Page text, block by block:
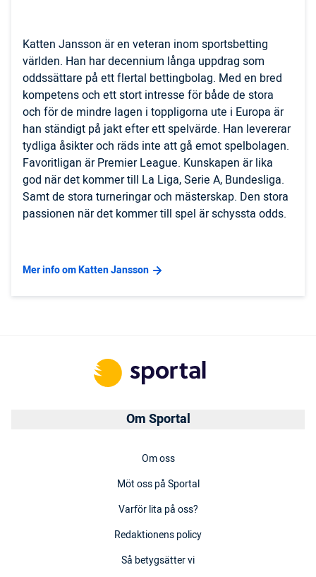
Katten Jansson är en veteran inom sportsbetting
världen. Han har decennium långa uppdrag som
oddssättare på ett flertal bettingbolag. Med en bred
kompetens och ett stort intresse för både de stora
och för de mindre lagen i toppligorna ute i Europa är
han ständigt på jakt efter ett spelvärde. Han levererar
tydliga åsikter och räds inte att gå emot spelbolagen.
Favoritligan är Premier League. Kunskapen är lika
god när det kommer till La Liga, Serie A, Bundesliga.
Samt de stora turneringar och mästerskap. Den stora
passionen när det kommer till spel är schyssta odds.
Mer info om Katten Jansson
Om Sportal
Om oss
Möt oss på Sportal
Varför lita på oss?
Redaktionens policy
Så betygsätter vi